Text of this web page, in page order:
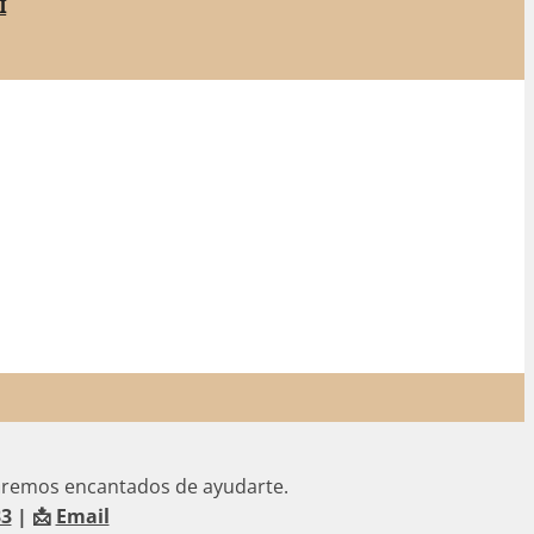
encantados de ayudarte.
| 📩 Email